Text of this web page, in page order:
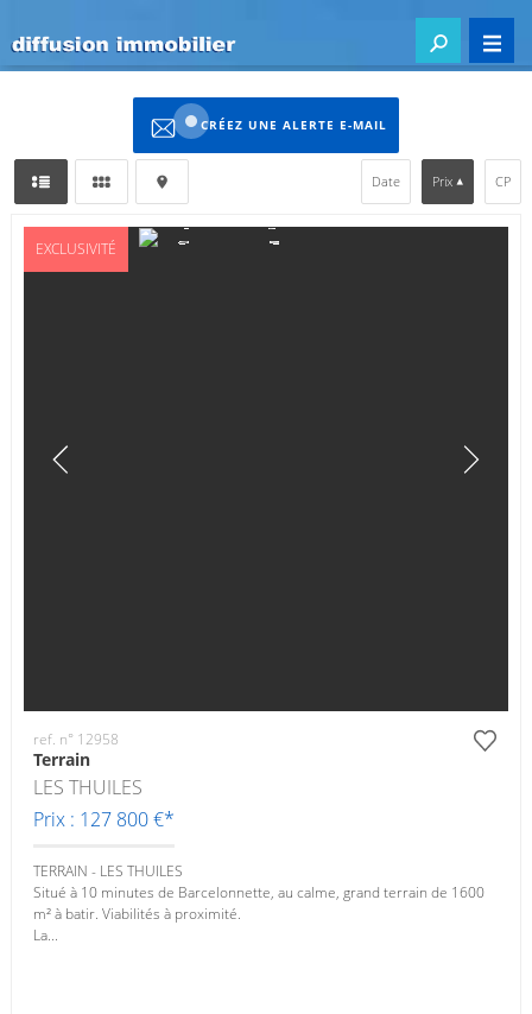
CRÉEZ UNE ALERTE E-MAIL
Date Prix CP
EXCLUSIVITÉ
ref. n° 12958
Terrain
LES THUILES
Prix : 127 800 €*
TERRAIN - LES THUILES
Situé à 10 minutes de Barcelonnette, au calme, grand terrain de 1600
m² à batir. Viabilités à proximité.
La...